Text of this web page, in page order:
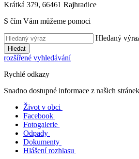
Krátká 379, 66461 Rajhradice
S čím Vám můžeme pomoci
Hledaný
Hledat
rozšířené vyhledávání
Rychlé odkazy
Snadno dostupné informace z našich
Život v obci
Facebook
Fotogalerie
Odpady
Dokumenty
Hlášení rozhlasu